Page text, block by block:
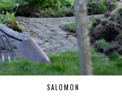
SALOMON